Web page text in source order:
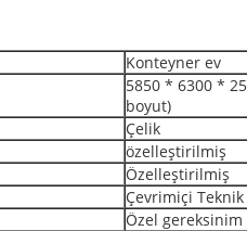
Konteyner ev
5850 * 6300 *
boyut)
Çelik
özelleştirilmiş
Özelleştirilmiş
Çevrimiçi
Özel gereksinim